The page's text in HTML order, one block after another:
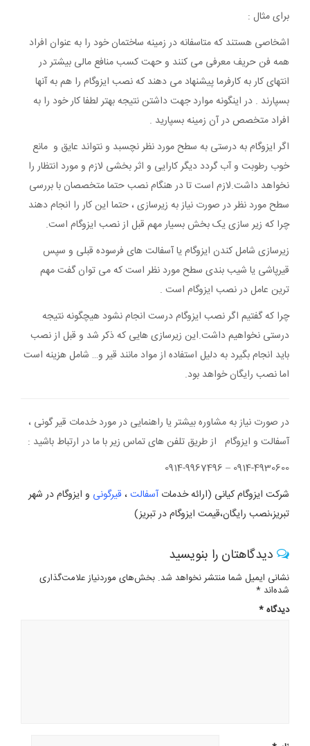
برای مثال :
اشخاصی هستند که متاسفانه در زمینه ساختمان خود را به عنوان افراد
همه فن حریف معرفی می کنند و حهت کسب منافع مالی بیشتر در
انتهای کار به کارفرما پیشنهاد می دهند که نصب ایزوگام را هم به آنها
بسپارند . در اینگونه موارد جهت داشتن نتیجه بهتر لطفا کار خود را به
افراد متخصص در آن زمینه بسپارید .
اگر ایزوگام به درستی به سطح مورد نظر نچسبد و نتواند عایق و مانع
خوب رطوبت و آب گردد دیگر کارایی و اثر بخشی لازم و مورد انتظار را
نخواهد داشت.لازم است تا در هنگام نصب حتما متخصصان با بررسی
سطح مورد نظر در صورت نیاز به زیرسازی ، حتما این کار را انجام دهند
چرا که زیر سازی یک بخش بسیار مهم قبل از نصب ایزوگام است.
زیرسازی شامل کندن ایزوگام یا آسفالت های فرسوده قبلی و سپس
قیرپاشی یا شیب بندی سطح مورد نظر است که می توان گفت مهم
ترین عامل در نصب ایزوگام است .
چرا که گفتیم اگر نصب ایزوگام درست انجام نشود هیچگونه نتیجه
درستی نخواهیم داشت.این زیرسازی هایی که ذکر شد و قبل از نصب
باید انجام بگیرد به دلیل استفاده از مواد مانند قیر و… شامل هزینه است
اما نصب رایگان خواهد بود.
در صورت نیاز به مشاوره بیشتر یا راهنمایی در مورد خدمات قیر گونی ،
آسفالت و ایزوگام از طریق تلفن های تماس زیر با ما در ارتباط باشید :
0914-4930600 – 0914-9967496
شرکت ایزوگام کیانی (ارائه خدماتآسفالت، قیرگونی و ایزوگام در شهر
تبریز،نصب رایگان،قیمت ایزوگام در تبریز)
دیدگاهتان را بنویسید
نشانی ایمیل شما منتشر نخواهد شد. بخش‌های موردنیاز علامت‌گذاری
شده‌اند *
دیدگاه*